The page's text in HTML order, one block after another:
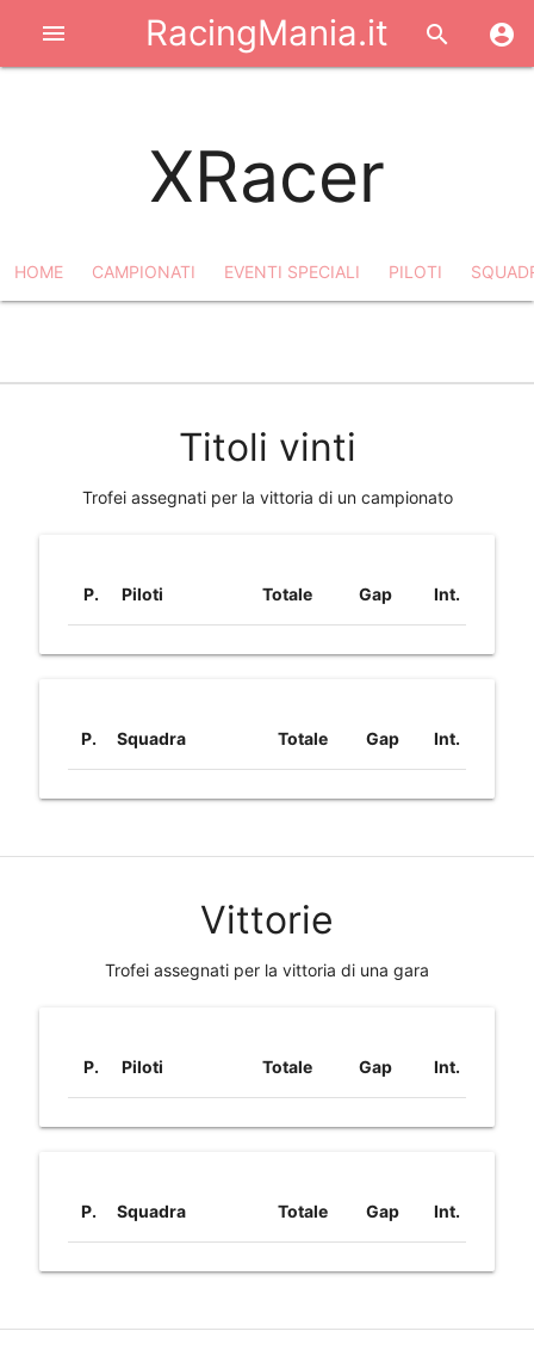
menu RacingMania.it search account_circle
XRacer
HOME CAMPIONATI EVENTI SPECIALI PILOTI
Titoli vinti
Trofei assegnati per la vittoria di un campionato
P. Piloti Totale Gap Int.
P. Squadra Totale Gap Int.
Vittorie
Trofei assegnati per la vittoria di una gara
P. Piloti Totale Gap Int.
P. Squadra Totale Gap Int.